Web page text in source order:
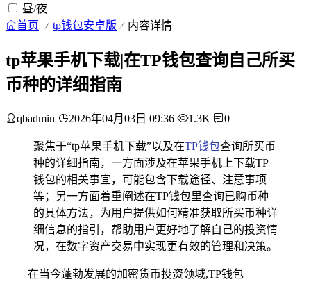
昼/夜
首页 tp钱包安卓版 内容详情
tp苹果手机下载|在TP钱包查询自己所买
币种的详细指南
qbadmin 2026年04月03日 09:36 1.3K 0
聚焦于“tp苹果手机下载”以及在TP钱包查询所买币
种的详细指南，一方面涉及在苹果手机上下载TP
钱包的相关事宜，可能包含下载途径、注意事项
等；另一方面着重阐述在TP钱包里查询已购币种
的具体方法，为用户提供如何精准获取所买币种详
细信息的指引，帮助用户更好地了解自己的投资情
况，在数字资产交易中实现更有效的管理和决策。
在当今蓬勃发展的加密货币投资领域,TP钱包